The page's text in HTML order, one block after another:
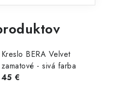
Kreslo BERA Velvet
zamatové - sivá farba
45 €